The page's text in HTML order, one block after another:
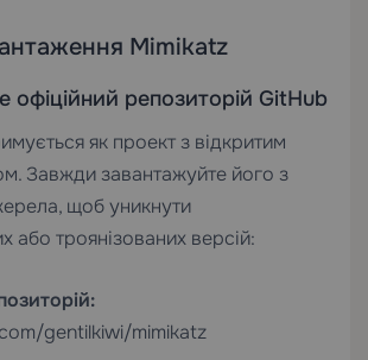
Mimikatz
офіційний репозиторій GitHub
як проект з відкритим
Завжди завантажуйте його з
щоб уникнути
або троянізованих версій:
gentilkiwi/mimikatz